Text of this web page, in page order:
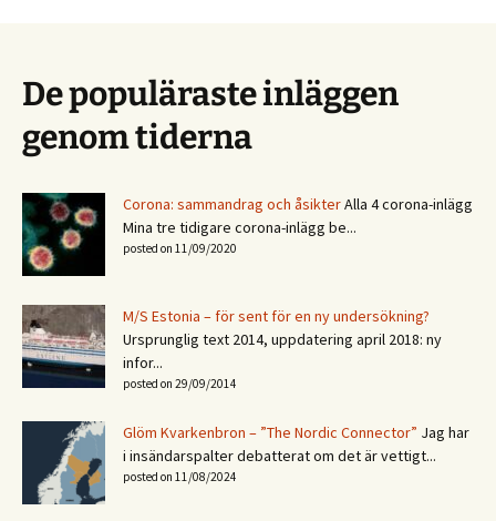
De populäraste inläggen
genom tiderna
Corona: sammandrag och åsikterAlla 4 corona-inlägg
Mina tre tidigare corona-inlägg be...
posted on 11/09/2020
M/S Estonia – för sent för en ny undersökning?
Ursprunglig text 2014, uppdatering april 2018: ny
infor...
posted on 29/09/2014
Glöm Kvarkenbron – ”The Nordic Connector” Jag har
i insändarspalter debatterat om det är vettigt...
posted on 11/08/2024